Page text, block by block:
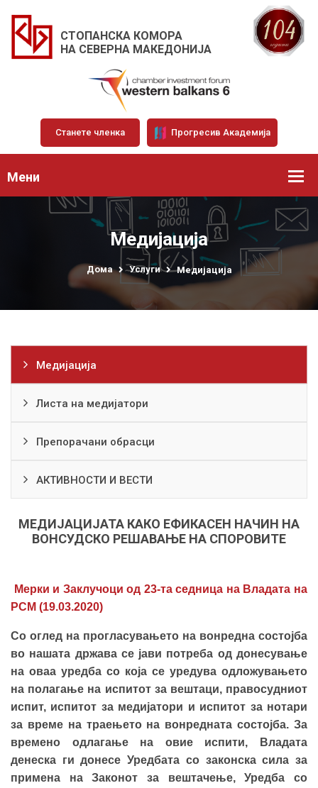
СТОПАНСКА КОМОРА
НА СЕВЕРНА МАКЕДОНИЈА
Станете членка Прогресив Академија
Мени
Медијација
Дома Услуги Медијација
Медијација
Листа на медијатори
Препорачани обрасци
АКТИВНОСТИ И ВЕСТИ
МЕДИЈАЦИЈАТА КАКО ЕФИКАСЕН НАЧИН НА
ВОНСУДСКО РЕШАВАЊЕ НА СПОРОВИТЕ
Мерки и Заклучоци од 23-та седница на Владата на
РСМ (19.03.2020)
Со оглед на прогласувањето на вонредна состојба
во нашата држава се јави потреба од донесување
на оваа уредба со која се уредува одложувањето
на полагање на испитот за вештаци, правосудниот
испит, испитот за медијатори и испитот за нотари
за време на траењето на вонредната состојба. За
времено одлагање на овие испити, Владата
денеска ги донесе Уредбата со законска сила за
примена на Законот за вештачење, Уредба со